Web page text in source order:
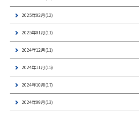
2025年02月(12)
2025年01月(11)
2024年12月(11)
2024年11月(15)
2024年10月(17)
2024年09月(13)